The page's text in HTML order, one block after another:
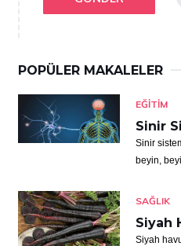
POPÜLER MAKALELER
EĞITIM
Sinir
Sinir
beyin,
SAĞLIK
Siyah
Siyah